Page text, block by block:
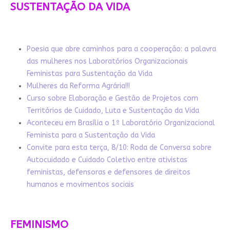
SUSTENTAÇÃO DA VIDA
Poesia que abre caminhos para a cooperação: a palavra
das mulheres nos Laboratórios Organizacionais
Feministas para Sustentação da Vida
Mulheres da Reforma Agrária!!!
Curso sobre Elaboração e Gestão de Projetos com
Territórios de Cuidado, Luta e Sustentação da Vida
Aconteceu em Brasília o 1º Laboratório Organizacional
Feminista para a Sustentação da Vida
Convite para esta terça, 8/10: Roda de Conversa sobre
Autocuidado e Cuidado Coletivo entre ativistas
feministas, defensoras e defensores de direitos
humanos e movimentos sociais
FEMINISMO